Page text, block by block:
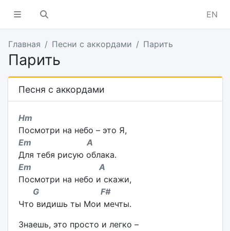
EN
Главная Песни с аккордами Парить
Парить
Песня с аккордами
Hm
Посмотри на небо – это Я,
Em A
Для тебя рисую облака.
Em A
Посмотри на небо и скажи,
G F#
Что видишь ты Мои мечты.
Знаешь, это просто и легко –